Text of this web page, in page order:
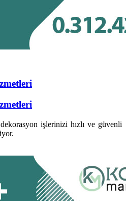
işlerinizi hızlı ve güvenli